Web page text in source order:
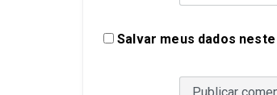
Salvar meus dados